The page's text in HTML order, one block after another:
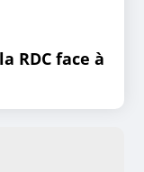
RDC face à